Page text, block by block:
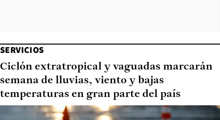
SERVICIOS
Ciclón extratropical y vaguadas marcarán
semana de lluvias, viento y bajas
temperaturas en gran parte del país